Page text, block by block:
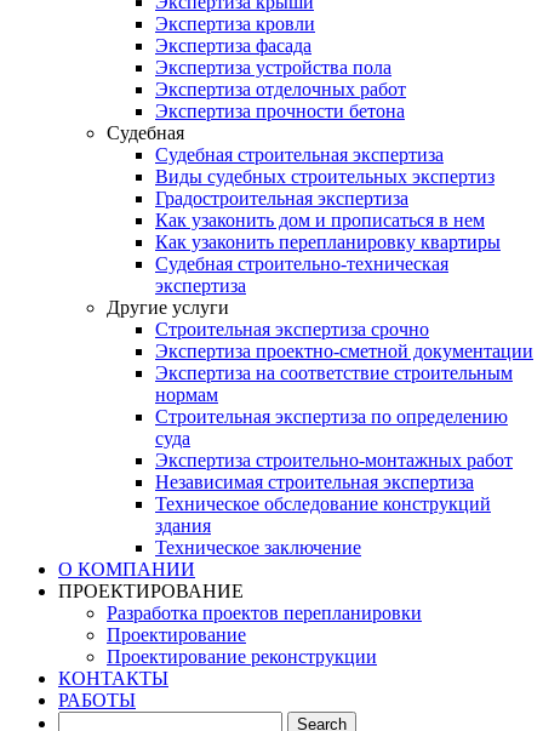
Экспертиза кровли
Экспертиза фасада
Экспертиза устройства пола
Экспертиза отделочных работ
Экспертиза прочности бетона
Судебная
Судебная строительная экспертиза
Виды судебных строительных экспертиз
Градостроительная экспертиза
Как узаконить дом и прописаться в нем
Как узаконить перепланировку квартиры
Судебная строительно-техническая
экспертиза
Другие услуги
Строительная экспертиза срочно
Экспертиза проектно-сметной документации
Экспертиза на соответствие строительным
нормам
Строительная экспертиза по определению
суда
Экспертиза строительно-монтажных работ
Независимая строительная экспертиза
Техническое обследование конструкций
здания
Техническое заключение
О КОМПАНИИ
ПРОЕКТИРОВАНИЕ
Разработка проектов перепланировки
Проектирование
Проектирование реконструкции
КОНТАКТЫ
РАБОТЫ